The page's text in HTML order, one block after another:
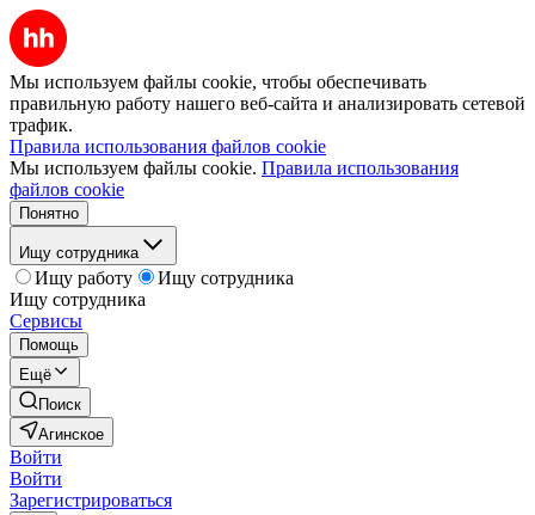
Мы используем файлы cookie, чтобы обеспечивать
правильную работу нашего веб-сайта и анализировать сетевой
трафик.
Правила использования файлов cookie
Мы используем файлы cookie. Правила использования
файлов cookie
Понятно
Ищу сотрудника
Ищу работу
Ищу сотрудника
Ищу сотрудника
Сервисы
Помощь
Ещё
Поиск
Агинское
Войти
Войти
Зарегистрироваться